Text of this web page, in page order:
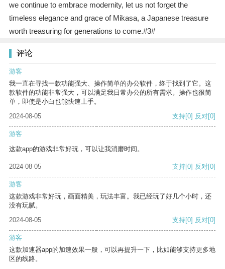
we continue to embrace modernity, let us not forget the
timeless elegance and grace of Mikasa, a Japanese treasure
worth treasuring for generations to come.#3#
评论
游客
我一直在寻找一款功能强大、操作简单的办公软件，终于找到了它。这
款软件的功能非常强大，可以满足我日常办公的所有需求。操作也很简
单，即使是小白也能快速上手。
2024-08-05
支持[0] 反对[0]
游客
这款app的游戏非常好玩，可以让我消磨时间。
2024-08-05 支持[0] 反对[0]
游客
这款游戏非常好玩，画面精美，玩法丰富。我已经玩了好几个小时，还
没有玩腻。
2024-08-05
支持[0] 反对[0]
游客
这款加速器app的加速效果一般，可以再提升一下，比如能够支持更多地
区的线路。